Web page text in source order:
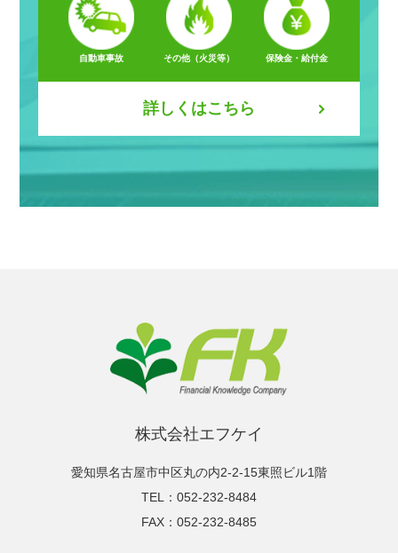
自動車事故 その他（火災等） 保険金・給付金
詳しくはこちら
株式会社エフケイ
愛知県名古屋市中区丸の内2-2-15東照ビル1階
TEL：052-232-8484
FAX：052-232-8485